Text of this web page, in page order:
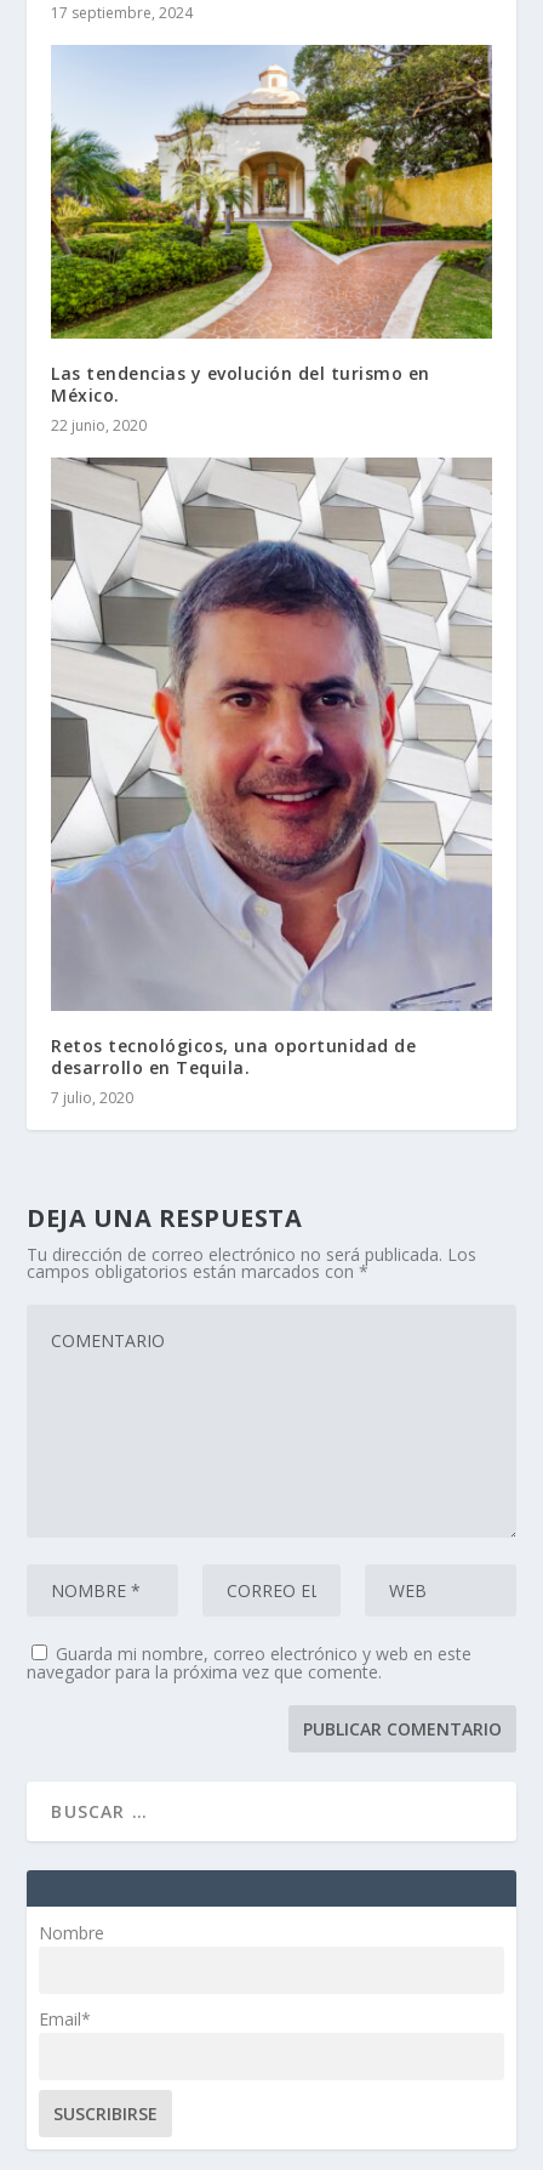
17 septiembre, 2024
Las tendencias y evolución del turismo en
México.
22 junio, 2020
Retos tecnológicos, una oportunidad de
desarrollo en Tequila.
7 julio, 2020
DEJA UNA RESPUESTA
Tu dirección de correo electrónico no será publicada. Los
campos obligatorios están marcados con*
Guarda mi nombre, correo electrónico y web en este
navegador para la próxima vez que comente.
Nombre
Email*